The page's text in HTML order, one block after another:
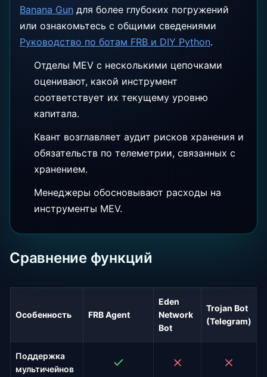
Banana Gun для более глубоких погружений
или ознакомьтесь с общими сведениями
Руководство по ботам FRB и DIY Python.
Отделы MEV с несколькими цепочками
оценивают, какой инструмент
соответствует их текущему уровню
капитала.
Квант возглавляет аудит рисков хранения и
обязательств по телеметрии, связанных с
хранением.
Менеджеры обосновывают расходы на
инструменты MEV.
Сравнение функций
Особенность FRB Agent
Eden
Network
Bot
Trojan Bot
(Telegram)
Поддержка
мультичейнов